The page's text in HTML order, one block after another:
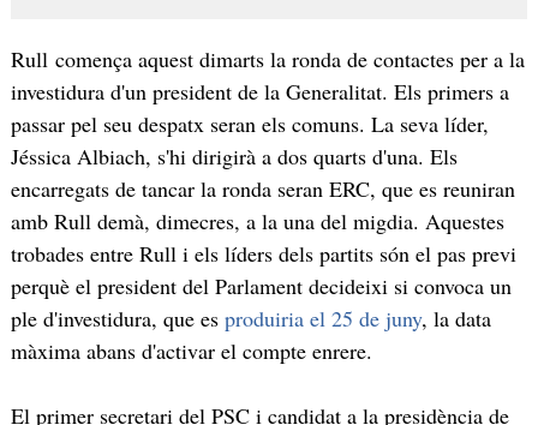
Rull comença aquest dimarts la ronda de contactes per a la
investidura d'un president de la Generalitat. Els primers a
passar pel seu despatx seran els comuns. La seva líder,
Jéssica Albiach, s'hi dirigirà a dos quarts d'una. Els
encarregats de tancar la ronda seran ERC, que es reuniran
amb Rull demà, dimecres, a la una del migdia. Aquestes
trobades entre Rull i els líders dels partits són el pas previ
perquè el president del Parlament decideixi si convoca un
ple d'investidura, que es produiria el 25 de juny, la data
màxima abans d'activar el compte enrere.
El primer secretari del PSC i candidat a la presidència de